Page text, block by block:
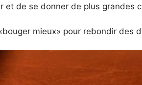
et de se donner de plus grandes
mieux» pour rebondir des